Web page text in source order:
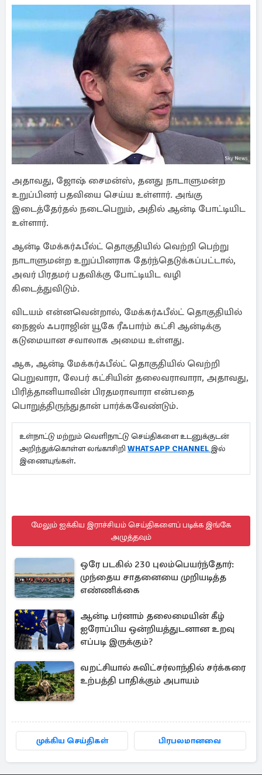
அதாவது, ஜோஷ் சைமன்ஸ், தனது நாடாளுமன்ற
உறுப்பினர் பதவியை செய்ய உள்ளார். அங்கு
இடைத்தேர்தல் நடைபெறும், அதில் ஆன்டி போட்டியிட
உள்ளார்.
ஆன்டி மேக்கர்ஃபீல்ட் தொகுதியில் வெற்றி பெற்று
நாடாளுமன்ற உறுப்பினராக தேர்ந்தெடுக்கப்பட்டால்,
அவர் பிரதமர் பதவிக்கு போட்டியிட வழி
கிடைத்துவிடும்.
விடயம் என்னவென்றால், மேக்கர்ஃபீல்ட் தொகுதியில்
நைஜல் ஃபராஜின் யூகே ரீஃபார்ம் கட்சி ஆன்டிக்கு
கடுமையான சவாலாக அமைய உள்ளது.
ஆக, ஆன்டி மேக்கர்ஃபீல்ட் தொகுதியில் வெற்றி
பெறுவாரா, லேபர் கட்சியின் தலைவராவாரா, அதாவது,
பிரித்தானியாவின் பிரதமராவாரா என்பதை
பொறுத்திருந்துதான் பார்க்கவேண்டும்.
உள்நாட்டு மற்றும் வெளிநாட்டு செய்திகளை உடனுக்குடன்
அறிந்துக்கொள்ள லங்காசிறி WHATSAPP CHANNEL இல்
இணையுங்கள்.
மேலும் ஐக்கிய இராச்சியம் செய்திகளைப் படிக்க இங்கே
அழுத்தவும்
ஒரே படகில் 230 புலம்பெயர்ந்தோர்:
முந்தைய சாதனையை முறியடித்த
எண்ணிக்கை
ஆன்டி பர்னாம் தலைமையின் கீழ்
ஐரோப்பிய ஒன்றியத்துடனான உறவு
எப்படி இருக்கும்?
வறட்சியால் சுவிட்சர்லாந்தில் சர்க்கரை
உற்பத்தி பாதிக்கும் அபாயம்
முக்கிய செய்திகள் பிரபலமானவை